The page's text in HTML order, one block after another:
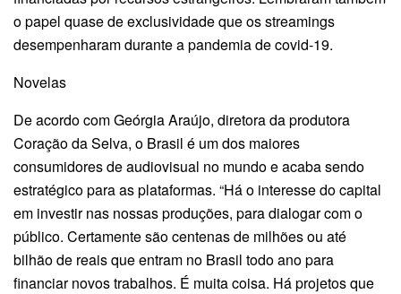
o papel quase de exclusividade que os streamings
desempenharam durante a pandemia de covid-19.
Novelas
De acordo com Geórgia Araújo, diretora da produtora
Coração da Selva, o Brasil é um dos maiores
consumidores de audiovisual no mundo e acaba sendo
estratégico para as plataformas. “Há o interesse do capital
em investir nas nossas produções, para dialogar com o
público. Certamente são centenas de milhões ou até
bilhão de reais que entram no Brasil todo ano para
financiar novos trabalhos. É muita coisa. Há projetos que